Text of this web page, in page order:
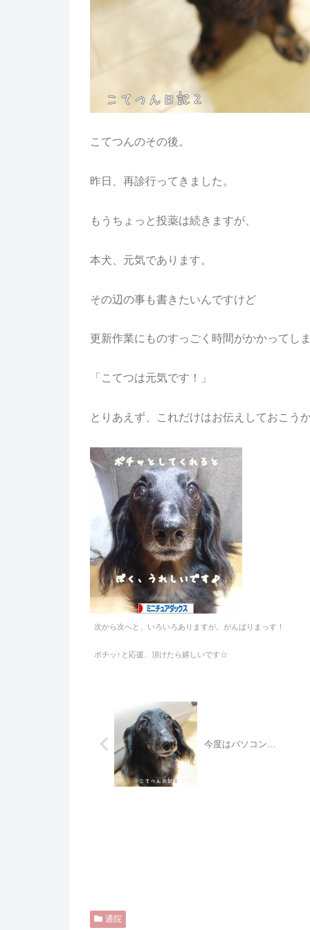
こてつんのその後。
昨日、再診行ってきました。
もうちょっと投薬は続きますが、
本犬、元気であります。
その辺の事も書きたいんですけど
更新作業にものすっごく時間がかかってし
「こてつは元気です！」
とりあえず、これだけはお伝えしておこう
次から次へと、いろいろありますが。がんばりまっす！
ポチッ↑と応援、頂けたら嬉しいです☆
今度はパソコン…
通院